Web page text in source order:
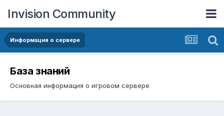
Invision Community
Информация о сервере
База знаний
Основная информация о игровом сервере